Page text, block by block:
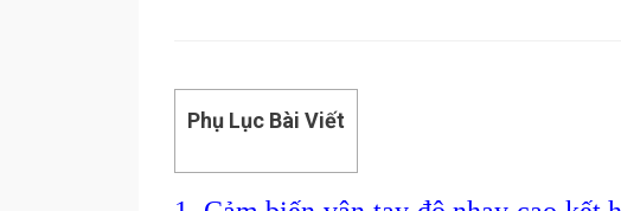
Phụ Lục Bài Viết